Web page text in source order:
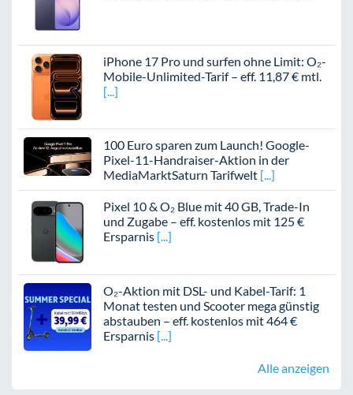
iPhone 17 Pro und surfen ohne Limit: O₂-
Mobile-Unlimited-Tarif – eff. 11,87 € mtl.
100 Euro sparen zum Launch! Google-
Pixel-11-Handraiser-Aktion in der
MediaMarktSaturn Tarifwelt
Pixel 10 & O₂ Blue mit 40 GB, Trade-In
und Zugabe – eff. kostenlos mit 125 €
Ersparnis
O₂-Aktion mit DSL- und Kabel-Tarif: 1
Monat testen und Scooter mega günstig
abstauben – eff. kostenlos mit 464 €
Ersparnis
Alle anzeigen